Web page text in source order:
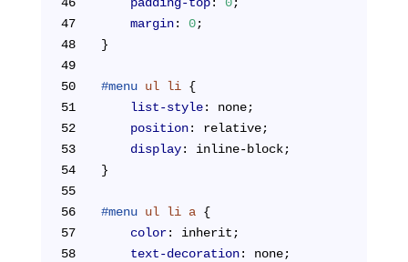
47
margin: 0;
48
}
49
50
#menu ul li {
51
list-style: none;
52
position: relative;
53
display: inline-block;
54
}
55
56
#menu ul li a {
57
color: inherit;
58
text-decoration: none;